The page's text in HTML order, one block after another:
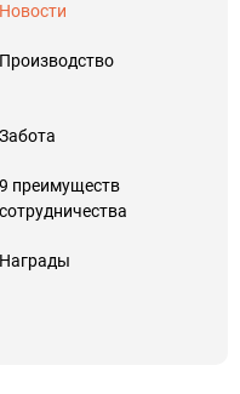
Новости
Производство
Забота
9 преимуществ
сотрудничества
Награды